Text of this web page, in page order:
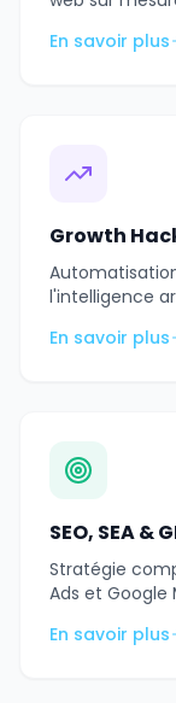
En savoir plus
Growth
l'intelligence
En savoir plus
SEO, SEA &
Stratégie
Ads et Google
En savoir plus